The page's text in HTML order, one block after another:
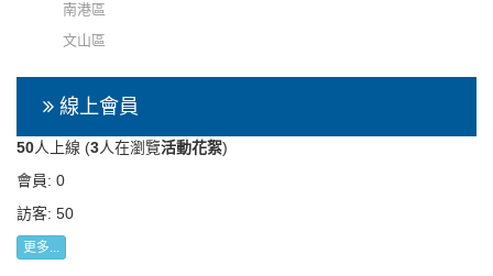
南港區
文山區
線上會員
50人上線 (3人在瀏覽活動花絮)
會員: 0
訪客: 50
更多...